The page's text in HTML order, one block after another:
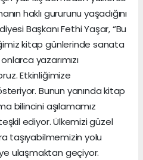
haklı gururunu yaşadığını
Başkanı Fethi Yaşar, “Bu
kitap günlerinde sanata
yazarımızı
Etkinliğimize
Bunun yanında kitap
bilincini aşılamamız
ediyor. Ülkemizi güzel
taşıyabilmemizin yolu
ulaşmaktan geçiyor.